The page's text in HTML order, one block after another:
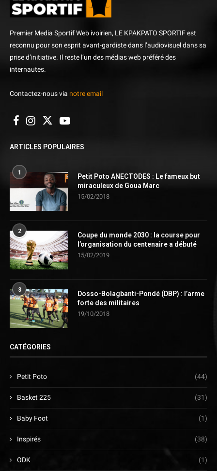
Premier Media Sportif Web ivoirien, LE KPAKPATO SPORTIF est
reconnu pour son esprit avant-gardiste dans l’audiovisuel dans sa
prise d’initiative. Il reste l’un des médias web préféré des
internautes.
Contactez-nous via notre email
ARTICLES POPULAIRES
1
Petit Poto ANECTODES : Le fameux but
miraculeux de Goua Marc
15/02/2018
2
Coupe du monde 2030 : la course pour
l’organisation du centenaire a débuté
15/02/2019
3
Dosso-Bolagbanti-Pondé (DBP) : l’arme
forte des militaires
19/10/2018
CATÉGORIES
Petit Poto (44)
Basket 225 (31)
Baby Foot (1)
Inspirés (38)
ODK (1)